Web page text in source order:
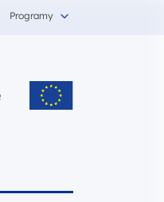
Programy